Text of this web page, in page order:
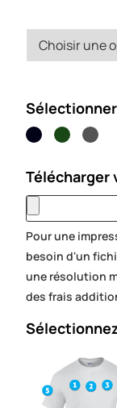
Télécharger
Pour une
besoin d'un
une résolution
des frais